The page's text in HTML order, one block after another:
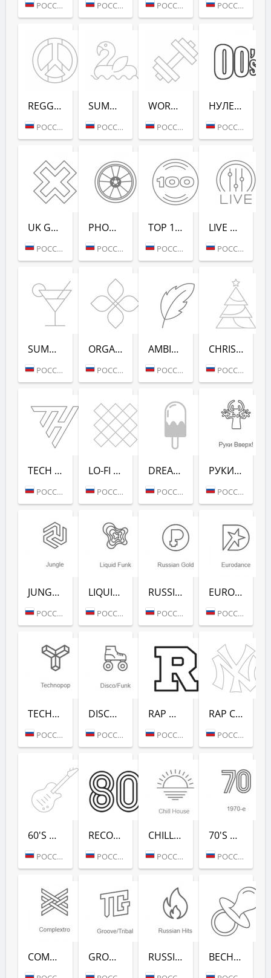
РОССИЯ (МОСКВА) РОССИЯ (МОСКВА) РОССИЯ (МОСКВА) РОССИЯ (МОСКВА)
REGGAE - РАДИО РЕКОРД
РОССИЯ (МОСКВА)
SUMMER LOUNGE - РАДИО РЕКОРД
РОССИЯ (МОСКВА)
WORKOUT - РАДИО РЕКОРД
РОССИЯ (МОСКВА)
НУЛЕВЫХ (РАДИО РЕКОРД)
РОССИЯ (САНКТ-ПЕТЕРБУРГ)
UK GARAGE (РАДИО РЕКОРД)
РОССИЯ (МОСКВА)
PHONK (РАДИО РЕКОРД)
РОССИЯ (МОСКВА)
TOP 100 EDM (РАДИО РЕКОРД)
РОССИЯ (МОСКВА)
LIVE DJ-SETS (РАДИО РЕКОРД)
РОССИЯ (МОСКВА)
SUMMER DANCE (РАДИО РЕКОРД)
РОССИЯ (МОСКВА)
ORGANIC (РАДИО РЕКОРД)
РОССИЯ (МОСКВА)
AMBIENT (РАДИО РЕКОРД)
РОССИЯ (МОСКВА)
CHRISTMAS (РАДИО РЕКОРД)
РОССИЯ (МОСКВА)
TECH HOUSE (РАДИО РЕКОРД)
РОССИЯ (МОСКВА)
LO-FI (РАДИО РЕКОРД)
РОССИЯ (МОСКВА)
DREAM POP (РАДИО РЕКОРД)
РОССИЯ (МОСКВА)
РУКИ ВВЕРХ! (РАДИО РЕКОРД)
РОССИЯ (МОСКВА)
JUNGLE (РАДИО РЕКОРД)
РОССИЯ (МОСКВА)
LIQUID FUNK (РАДИО РЕКОРД)
РОССИЯ (МОСКВА)
RUSSIAN GOLD (РАДИО РЕКОРД)
РОССИЯ (МОСКВА)
EURODANCE (РАДИО РЕКОРД)
РОССИЯ (МОСКВА)
TECHNOPOP (РАДИО РЕКОРД)
РОССИЯ (МОСКВА)
DISCO/FUNK (РАДИО РЕКОРД)
РОССИЯ (МОСКВА)
RAP HITS (РАДИО РЕКОРД)
РОССИЯ (МОСКВА)
RAP CLASSICS (РАДИО РЕКОРД)
РОССИЯ (МОСКВА)
60'S DANCE (РАДИО РЕКОРД)
РОССИЯ (МОСКВА)
RECORD 80-Х (РАДИО РЕКОРД)
РОССИЯ (МОСКВА)
CHILL HOUSE (РАДИО РЕКОРД)
РОССИЯ (МОСКВА)
70'S DANCE (РАДИО РЕКОРД)
РОССИЯ (МОСКВА)
COMPLEXTRO (РАДИО РЕКОРД) GROOVE/TRIBAL (РАДИО РЕКОРД) RUSSIAN HITS (РАДИО РЕКОРД) ВЕСНУШКА FM (РАДИО РЕКОРД)